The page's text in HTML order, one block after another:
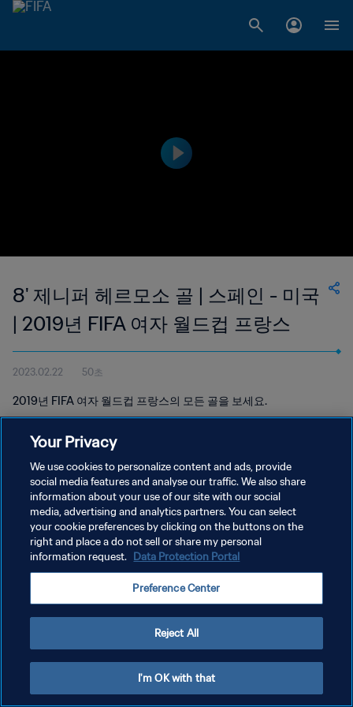
8' 제니퍼 헤르모소 골 | 스페인 - 미국
| 2019년 FIFA 여자 월드컵 프랑스
2023.02.22 50초
2019년 FIFA 여자 월드컵 프랑스의 모든 골을 보세요.
개인정보 보호정책
서비스 약관
쿠키 기본 설정 관리
Your Privacy
We use cookies to personalize content and ads, provide
social media features and analyse our traffic. We also share
information about your use of our site with our social
media, advertising and analytics partners. You can select
your cookie preferences by clicking on the buttons on the
right and place a do not sell or share my personal
information request. Data Protection Portal
Preference Center
Reject All
I'm OK with that